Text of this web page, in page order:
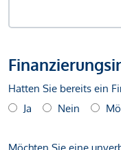
Hatten Sie bereits ein
Ja
Nein